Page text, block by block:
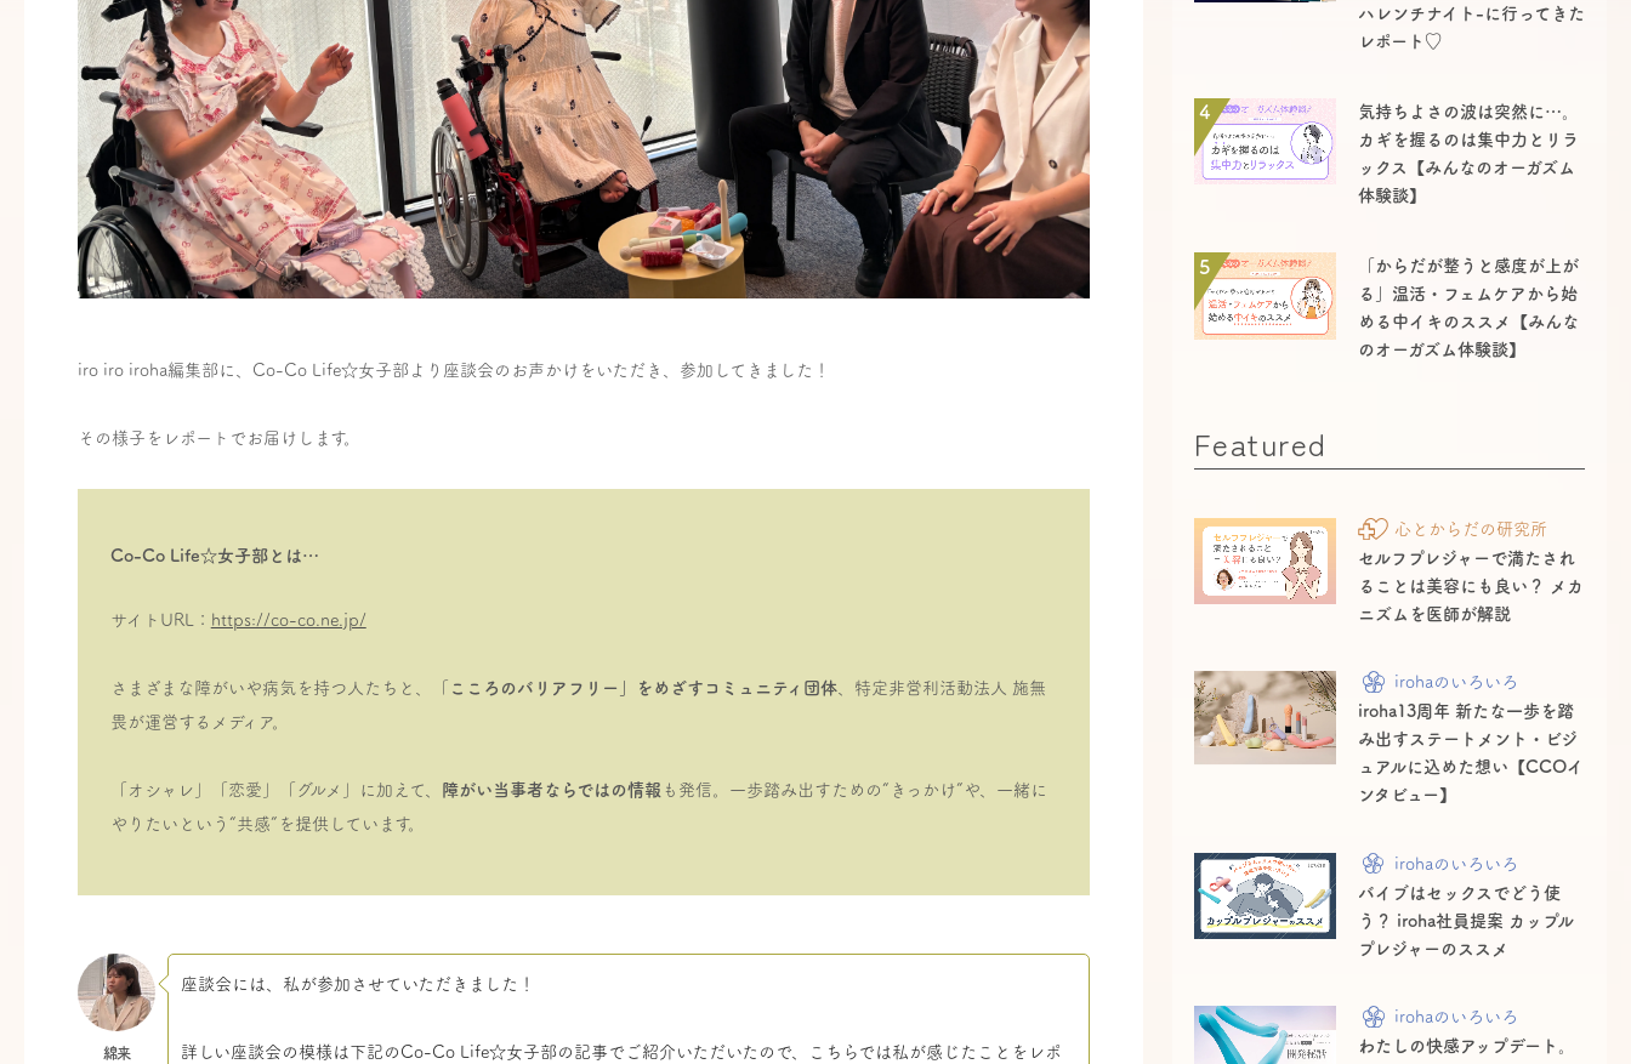
iro iro iroha編集部に、Co-Co Life☆女子部より座談会のお声かけをいただき、参加してきました！
その様子をレポートでお届けします。
Co-Co Life☆女子部とは…
サイトURL： https://co-co.ne.jp/
さまざまな障がいや病気を持つ人たちと、「 こころのバリアフリー」をめざすコミュニティ団体、特定非営利活動法人 施無
畏が運営するメディア。
「オシャレ」「恋愛」「グルメ」に加えて、 障がい当事者ならではの情報 も発信。一歩踏み出すための“きっかけ”や、一緒に
やりたいという“共感”を提供しています。
綿来
座談会には、私が参加させていただきました！
詳しい座談会の模様は下記のCo-Co Life☆女子部の記事でご紹介いただいたので、こちらでは私が感じたことをレポ
ハレンチナイト-に行ってきた
レポート♡
4
気持ちよさの波は突然に…。
カギを握るのは集中力とリラ
ックス【みんなのオーガズム
体験談】
5
「からだが整うと感度が上が
る」温活・フェムケアから始
める中イキのススメ【みんな
のオーガズム体験談】
Featured
心とからだの研究所
セルフプレジャーで満たされ
ることは美容にも良い？ メカ
ニズムを医師が解説
irohaのいろいろ
iroha13周年 新たな一歩を踏
み出すステートメント・ビジ
ュアルに込めた想い【CCOイ
ンタビュー】
irohaのいろいろ
バイブはセックスでどう使
う？ iroha社員提案 カップル
プレジャーのススメ
irohaのいろいろ
わたしの快感アップデート。